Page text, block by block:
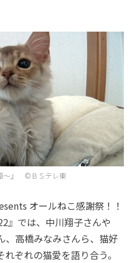
～』 ©ＢＳテレ東
オールねこ感謝祭！！
では、中川翔子さんや
、高橋みなみさんら、猫好
ぞれの猫愛を語り合う。